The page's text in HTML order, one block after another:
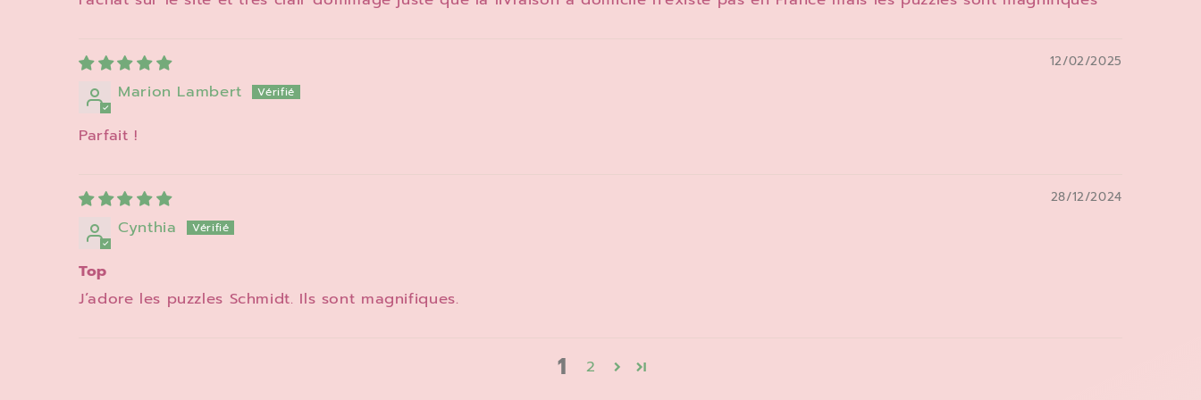
12/02/2025
Marion Lambert
Parfait !
28/12/2024
Cynthia
Top
J’adore les puzzles Schmidt. Ils sont magnifiques.
1 2